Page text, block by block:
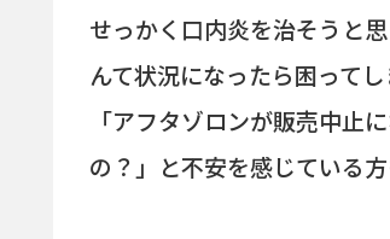
せっかく口内炎を治そうと
んて状況になったら困ってし
「アフタゾロンが販売中止
の？」と不安を感じている方